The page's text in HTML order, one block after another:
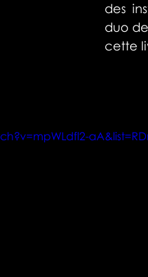
des
duo
cette